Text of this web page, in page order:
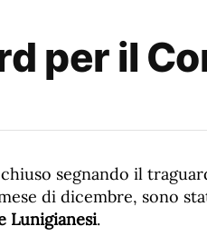
per il
segnando il
di dicembre, sono
Lunigianesi.